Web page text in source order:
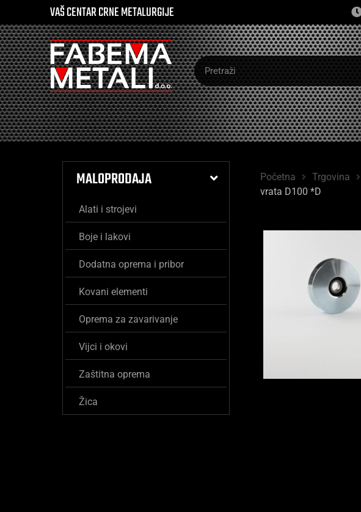
VAŠ CENTAR CRNE METALURGIJE
MALOPRODAJA
Alati i strojevi
Boje i lakovi
Dodatna oprema i pribor
Kovani elementi
Oprema za zavarivanje
Vijci i okovi
Zaštitna oprema
Žica
Početna Trgovina
vrata D100 *D